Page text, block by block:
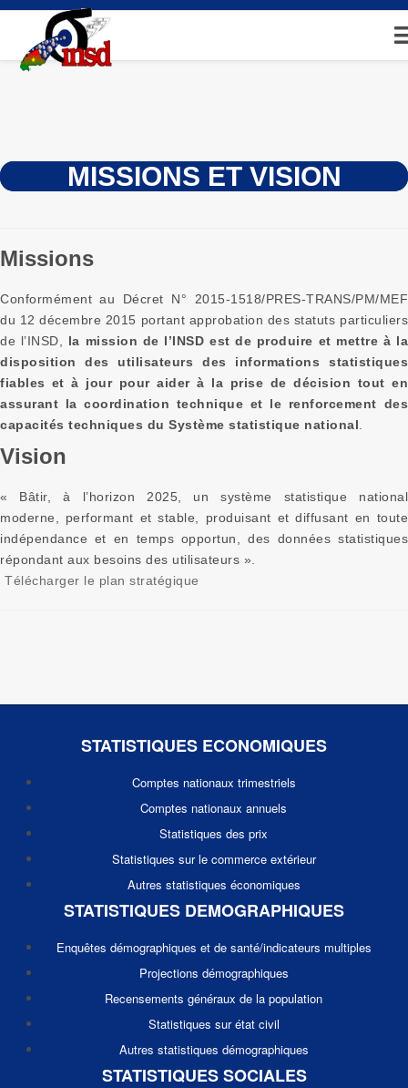
Aller
contenu
principal
MISSIONS ET VISION
Missions
Conformément au Décret N° 2015-1518/PRES-TRANS/PM/MEF
du 12 décembre 2015 portant approbation des statuts particuliers
de l’INSD, la mission de l’INSD est de produire et mettre à la
disposition des utilisateurs des informations statistiques
fiables et à jour pour aider à la prise de décision tout en
assurant la coordination technique et le renforcement des
capacités techniques du Système statistique national
Vision
« Bâtir, à l’horizon 2025, un système statistique national
moderne, performant et stable, produisant et diffusant en toute
indépendance et en temps opportun, des données statistiques
répondant aux besoins des utilisateurs ».
Télécharger le plan stratégique
STATISTIQUES ECONOMIQUES
Comptes nationaux trimestriels
Comptes nationaux annuels
Statistiques des prix
Statistiques sur le commerce extérieur
Autres statistiques économiques
STATISTIQUES DEMOGRAPHIQUES
Enquêtes démographiques et de santé/indicateurs multiples
Projections démographiques
Recensements généraux de la population
Statistiques sur état civil
Autres statistiques démographiques
STATISTIQUES SOCIALES